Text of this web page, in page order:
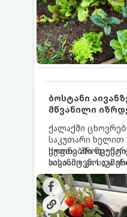
ბოსტანი
მწვანილი
ქალაქში
საკუთარი
სუფთა
აივანიც კი
მოიწყოთ მინი-
ყოველდღიურად
და ბოსტნეულს
ქოთნებში
სასიამოვნო და
იცოდეთ, რომელი
ქოთნის
მოუაროთ მათ